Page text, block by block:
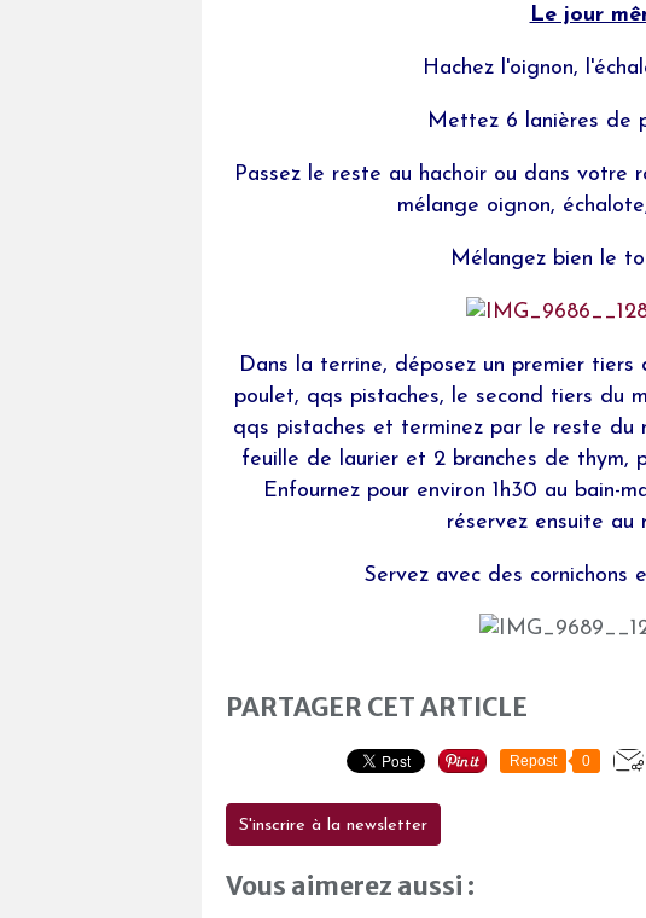
Le jour
Hachez l'oignon,
Mettez 6 lanières de
Passez le reste au hachoir ou dans votre
mélange oignon,
Mélangez bien le
Dans la terrine, déposez un premier
poulet, qqs pistaches, le second tiers du
qqs pistaches et terminez par le reste du
feuille de laurier et 2 branches de thym,
Enfournez pour environ 1h30 au bain-
réservez ensuite au
Servez avec des cornichons
PARTAGER CET ARTICLE
Repost 0
S'inscrire à la newsletter
Vous aimerez aussi :